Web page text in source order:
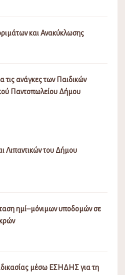
και Ανακύκλωσης
τις ανάγκες των Παιδικών
Παντοπωλείου Δήμου
Λιπαντικών του Δήμου
ημί–μόνιμων υποδομών σε
μέσω ΕΣΗΔΗΣ για τη